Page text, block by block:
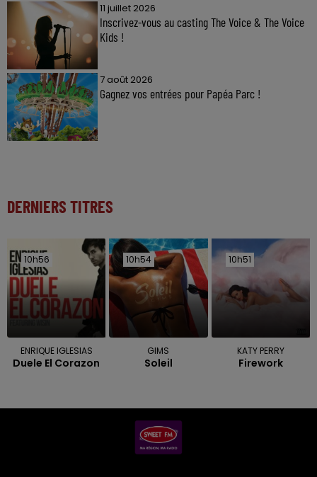
11 juillet 2026
Inscrivez-vous au casting The Voice & The Voice
Kids !
7 août 2026
Gagnez vos entrées pour Papéa Parc !
DERNIERS TITRES
10h56
10h56
ENRIQUE IGLESIAS
Duele El Corazon
10h54
10h54
GIMS
Soleil
10h51
10h51
KATY PERRY
Firework